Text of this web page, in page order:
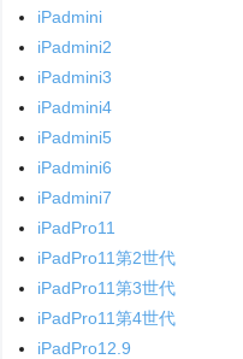
iPadmini
iPadmini2
iPadmini3
iPadmini4
iPadmini5
iPadmini6
iPadmini7
iPadPro11
iPadPro11第2世代
iPadPro11第3世代
iPadPro11第4世代
iPadPro12.9